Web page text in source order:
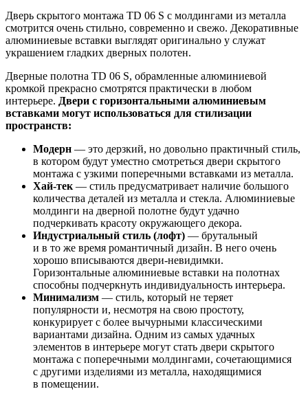
Дверь скрытого монтажа TD 06 S с молдингами из металла
смотрится очень стильно, современно и свежо. Декоративные
алюминиевые вставки выглядят оригинально у служат
украшением гладких дверных полотен.
Дверные полотна TD 06 S, обрамленные алюминиевой
кромкой прекрасно смотрятся практически в любом
интерьере. Двери с горизонтальными алюминиевым
вставками могут использоваться для стилизации
пространств:
Модерн — это дерзкий, но довольно практичный стиль,
в котором будут уместно смотреться двери скрытого
монтажа с узкими поперечными вставками из металла.
Хай-тек — стиль предусматривает наличие большого
количества деталей из металла и стекла. Алюминиевые
молдинги на дверной полотне будут удачно
подчеркивать красоту окружающего декора.
Индустриальный стиль (лофт) — брутальный
и в то же время романтичный дизайн. В него очень
хорошо вписываются двери-невидимки.
Горизонтальные алюминиевые вставки на полотнах
способны подчеркнуть индивидуальность интерьера.
Минимализм — стиль, который не теряет
популярности и, несмотря на свою простоту,
конкурирует с более вычурными классическими
вариантами дизайна. Одним из самых удачных
элементов в интерьере могут стать двери скрытого
монтажа с поперечными молдингами, сочетающимися
с другими изделиями из металла, находящимися
в помещении.